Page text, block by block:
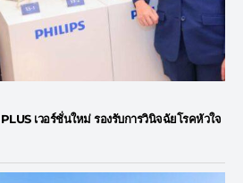
เวอร์ชั่นใหม่ รองรับการวินิจฉัยโรคหัวใจ